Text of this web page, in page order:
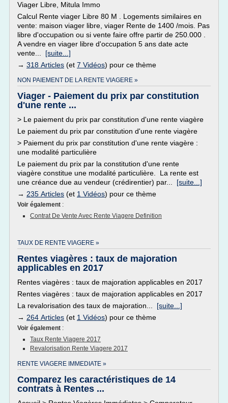
Viager Libre, Mitula Immo
Calcul Rente viager Libre 80 M . Logements similaires en
vente: maison viager libre, viager Rente de 1400 /mois. Pas
libre d'occupation ou si vente faire offre partir de 250.000 .
A vendre en viager libre d'occupation 5 ans date acte
vente... [suite...]
→ 318 Articles (et 7 Vidéos) pour ce thème
NON PAIEMENT DE LA RENTE VIAGERE »
Viager - Paiement du prix par constitution
d'une rente ...
> Le paiement du prix par constitution d'une rente viagère
Le paiement du prix par constitution d'une rente viagère
> Paiement du prix par constitution d'une rente viagère :
une modalité particulière
Le paiement du prix par la constitution d'une rente
viagère constitue une modalité particulière. La rente est
une créance due au vendeur (crédirentier) par... [suite...]
→ 235 Articles (et 1 Vidéos) pour ce thème
Voir également :
Contrat De Vente Avec Rente Viagere Definition
TAUX DE RENTE VIAGERE »
Rentes viagères : taux de majoration
applicables en 2017
Rentes viagères : taux de majoration applicables en 2017
Rentes viagères : taux de majoration applicables en 2017
La revalorisation des taux de majoration... [suite...]
→ 264 Articles (et 1 Vidéos) pour ce thème
Voir également :
Taux Rente Viagere 2017
Revalorisation Rente Viagere 2017
RENTE VIAGERE IMMEDIATE »
Comparez les caractéristiques de 14
contrats à Rentes ...